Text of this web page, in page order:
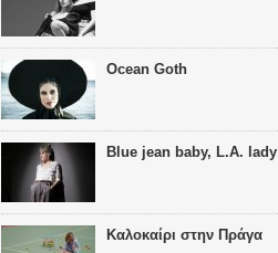
Ocean Goth
Blue jean baby, L.A. lady
Καλοκαίρι στην Πράγα